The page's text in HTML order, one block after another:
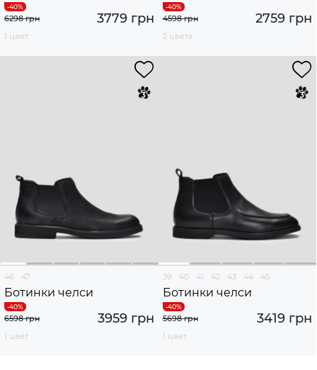
3779 грн
6298 грн
1 цвет
2759 грн
4598 грн
2 цвета
46 47
Ботинки челси
3959 грн
6598 грн
1 цвет
39 40 41 42 43 44 45
Ботинки челси
3419 грн
5698 грн
1 цвет